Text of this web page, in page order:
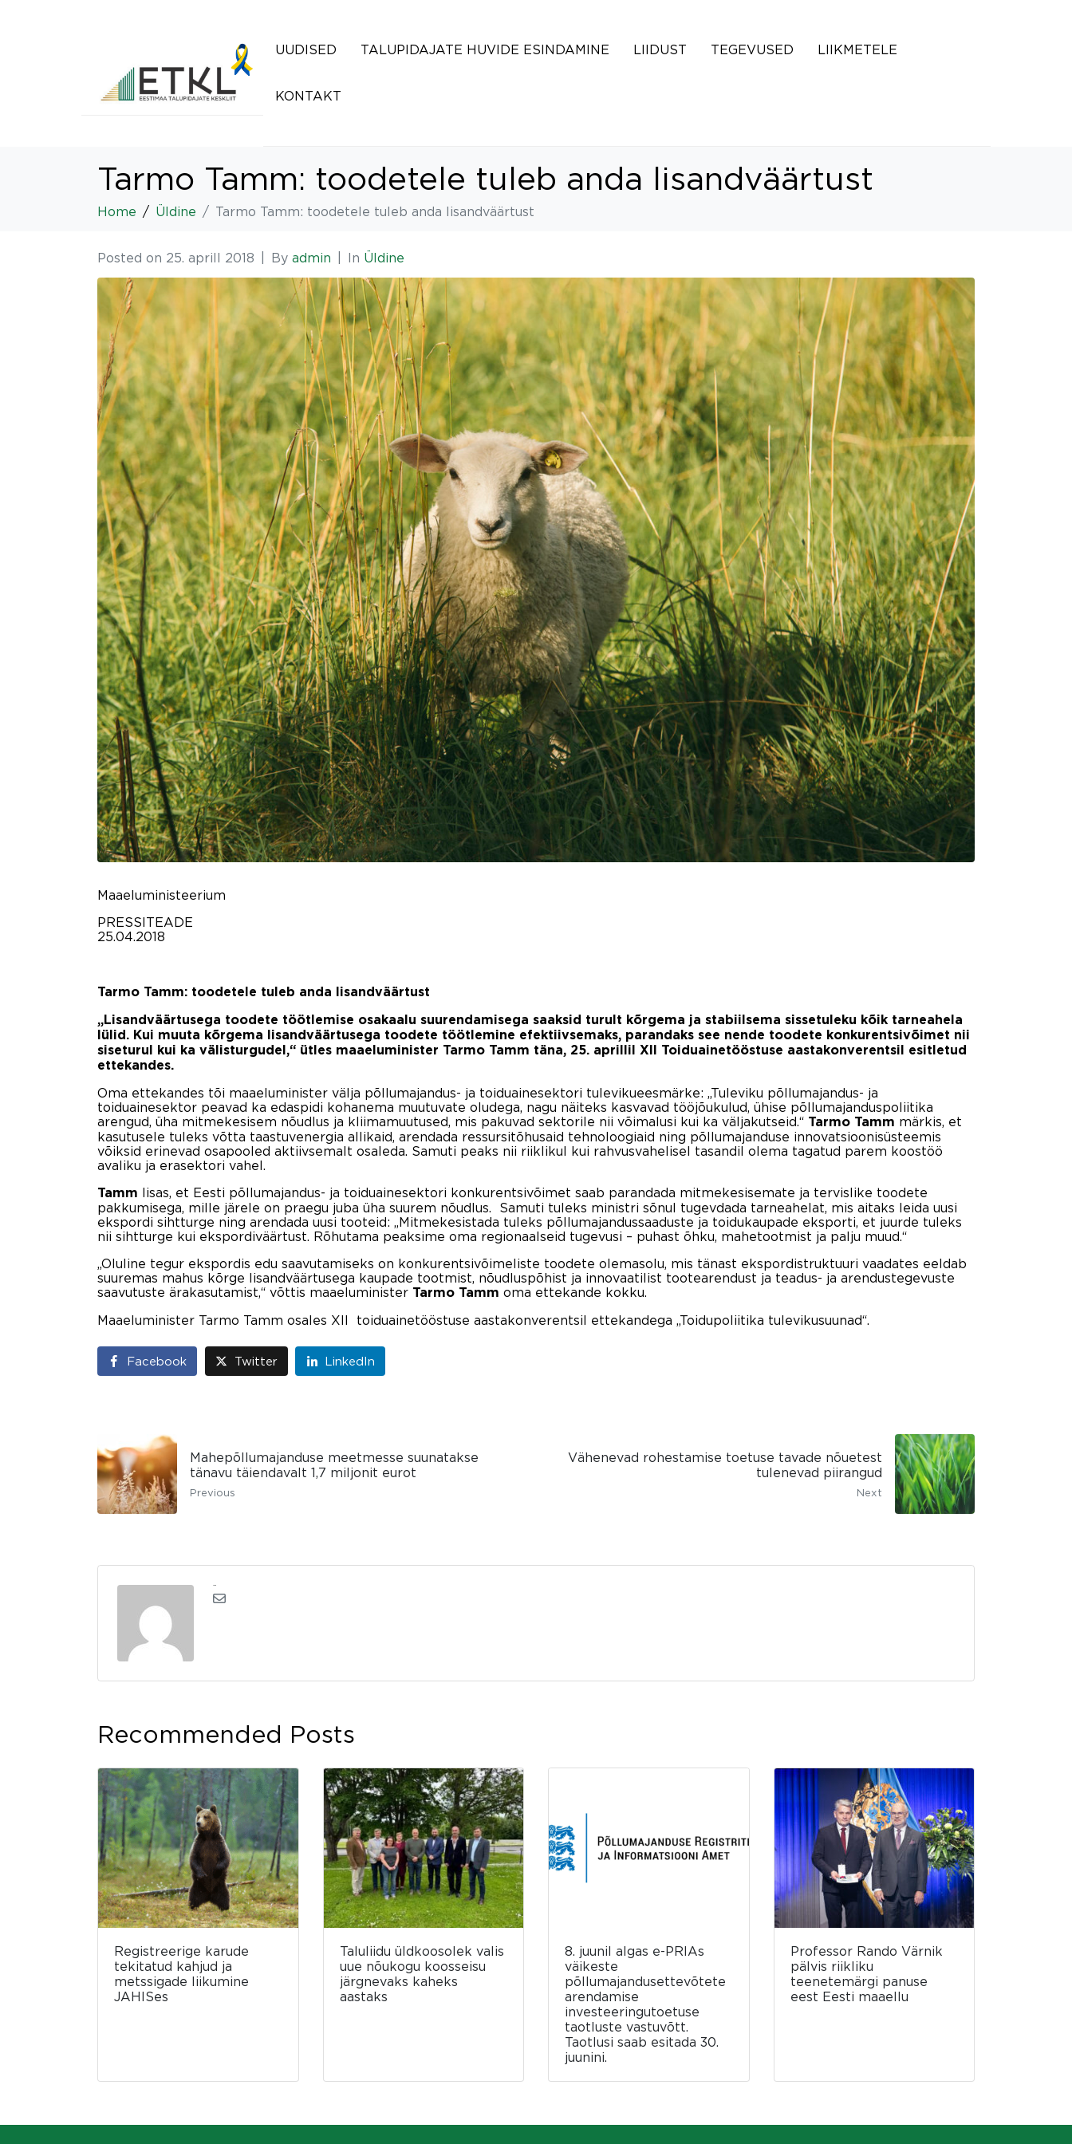
UUDISED TALUPIDAJATE HUVIDE ESINDAMINE LIIDUST TEGEVUSED LIIKMETELE
KONTAKT
Tarmo Tamm: toodetele tuleb anda lisandväärtust
Home Üldine Tarmo Tamm: toodetele tuleb anda lisandväärtust
Posted on 25. aprill 2018 By admin In Üldine
Maaeluministeerium
PRESSITEADE
25.04.2018
Tarmo Tamm: toodetele tuleb anda lisandväärtust
„Lisandväärtusega toodete töötlemise osakaalu suurendamisega saaksid turult kõrgema ja stabiilsema sissetuleku kõik tarneahela
lülid. Kui muuta kõrgema lisandväärtusega toodete töötlemine efektiivsemaks, parandaks see nende toodete konkurentsivõimet nii
siseturul kui ka välisturgudel,“ ütles maaeluminister Tarmo Tamm täna, 25. aprillil XII Toiduainetööstuse aastakonverentsil esitletud
ettekandes.
Oma ettekandes tõi maaeluminister välja põllumajandus- ja toiduainesektori tulevikueesmärke: „Tuleviku põllumajandus- ja
toiduainesektor peavad ka edaspidi kohanema muutuvate oludega, nagu näiteks kasvavad tööjõukulud, ühise põllumajanduspoliitika
arengud, üha mitmekesisem nõudlus ja kliimamuutused, mis pakuvad sektorile nii võimalusi kui ka väljakutseid.“ Tarmo Tamm märkis, et
kasutusele tuleks võtta taastuvenergia allikaid, arendada ressursitõhusaid tehnoloogiaid ning põllumajanduse innovatsioonisüsteemis
võiksid erinevad osapooled aktiivsemalt osaleda. Samuti peaks nii riiklikul kui rahvusvahelisel tasandil olema tagatud parem koostöö
avaliku ja erasektori vahel.
Tamm lisas, et Eesti põllumajandus- ja toiduainesektori konkurentsivõimet saab parandada mitmekesisemate ja tervislike toodete
pakkumisega, mille järele on praegu juba üha suurem nõudlus. Samuti tuleks ministri sõnul tugevdada tarneahelat, mis aitaks leida uusi
ekspordi sihtturge ning arendada uusi tooteid: „Mitmekesistada tuleks põllumajandussaaduste ja toidukaupade eksporti, et juurde tuleks
nii sihtturge kui ekspordiväärtust. Rõhutama peaksime oma regionaalseid tugevusi – puhast õhku, mahetootmist ja palju muud.“
„Oluline tegur ekspordis edu saavutamiseks on konkurentsivõimeliste toodete olemasolu, mis tänast ekspordistruktuuri vaadates eeldab
suuremas mahus kõrge lisandväärtusega kaupade tootmist, nõudluspõhist ja innovaatilist tootearendust ja teadus- ja arendustegevuste
saavutuste ärakasutamist,“ võttis maaeluminister Tarmo Tamm oma ettekande kokku.
Maaeluminister Tarmo Tamm osales XII toiduainetööstuse aastakonverentsil ettekandega „Toidupoliitika tulevikusuunad“.
Facebook Twitter LinkedIn
Mahepõllumajanduse meetmesse suunatakse
tänavu täiendavalt 1,7 miljonit eurot
Previous
Vähenevad rohestamise toetuse tavade nõuetest
tulenevad piirangud
Next
Recommended Posts
Registreerige karude
tekitatud kahjud ja
metssigade liikumine
JAHISes
Taluliidu üldkoosolek valis
uue nõukogu koosseisu
järgnevaks kaheks
aastaks
8. juunil algas e-PRIAs
väikeste
põllumajandusettevõtete
arendamise
investeeringutoetuse
taotluste vastuvõtt.
Taotlusi saab esitada 30.
juunini.
Professor Rando Värnik
pälvis riikliku
teenetemärgi panuse
eest Eesti maaellu